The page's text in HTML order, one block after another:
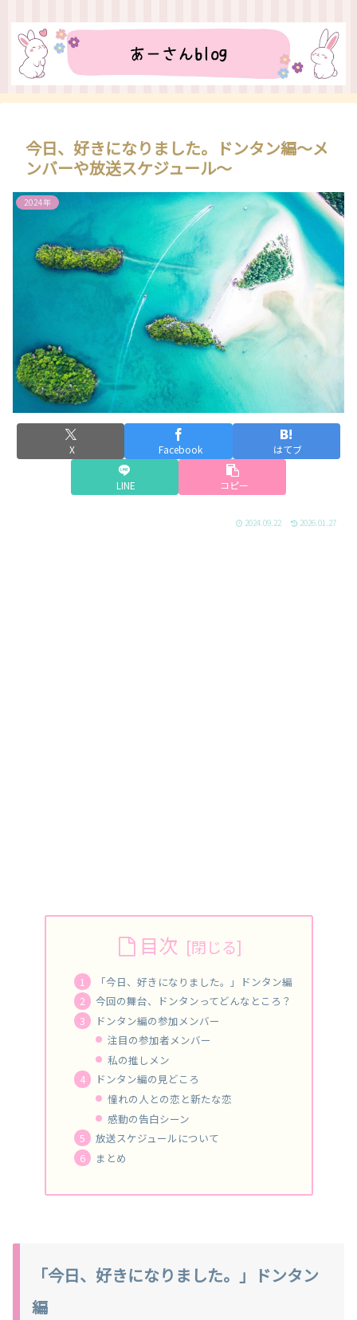
今日、好きになりました。ドンタン編～メ
ンバーや放送スケジュール～
2024年
X Facebook はてブ
LINE コピー
2024.09.22 2026.01.27
目次
「今日、好きになりました。」ドンタン編
今回の舞台、ドンタンってどんなところ？
ドンタン編の参加メンバー
注目の参加者メンバー
私の推しメン
ドンタン編の見どころ
憧れの人との恋と新たな恋
感動の告白シーン
放送スケジュールについて
まとめ
「今日、好きになりました。」ドンタン
編